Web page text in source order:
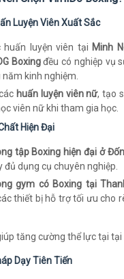
Luyện Viên Xuất Sắc
huấn luyện viên tại Minh
Boxingđều có nghiệp vụ
năm kinh nghiệm.
huấn luyện viên nữ, tạo
viên nữ khi tham gia học.
Hiện Đại
tập Boxing hiện đại ở
đủ dụng cụ chuyên nghiệp.
gym có Boxing tại
thiết bị hỗ trợ tối ưu cho
Dạy Tiên Tiến